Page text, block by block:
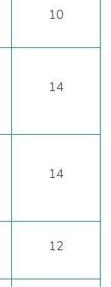
10
14
14
12